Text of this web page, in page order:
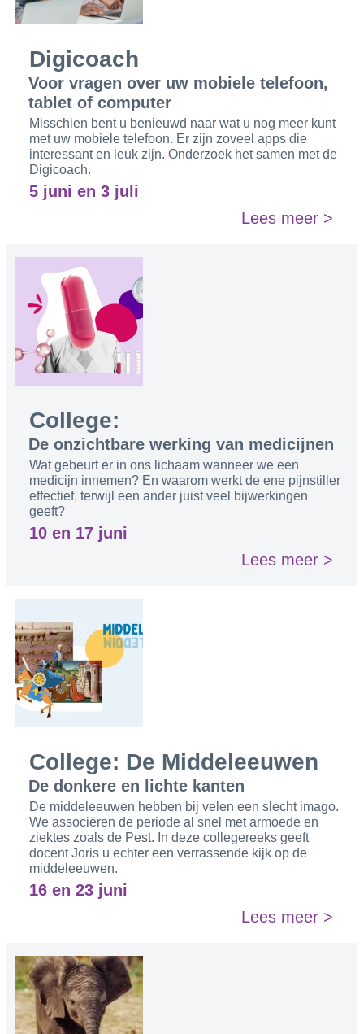
Digicoach
Voor vragen over uw mobiele telefoon,
tablet of computer
Misschien bent u benieuwd naar wat u nog meer kunt
met uw mobiele telefoon. Er zijn zoveel apps die
interessant en leuk zijn. Onderzoek het samen met de
Digicoach.
5 juni en 3 juli
Lees meer >
College:
De onzichtbare werking van medicijnen
Wat gebeurt er in ons lichaam wanneer we een
medicijn innemen? En waarom werkt de ene pijnstiller
effectief, terwijl een ander juist veel bijwerkingen
geeft?
10 en 17 juni
Lees meer >
College: De Middeleeuwen
De donkere en lichte kanten
De middeleeuwen hebben bij velen een slecht imago.
We associëren de periode al snel met armoede en
ziektes zoals de Pest. In deze collegereeks geeft
docent Joris u echter een verrassende kijk op de
middeleeuwen.
16 en 23 juni
Lees meer >